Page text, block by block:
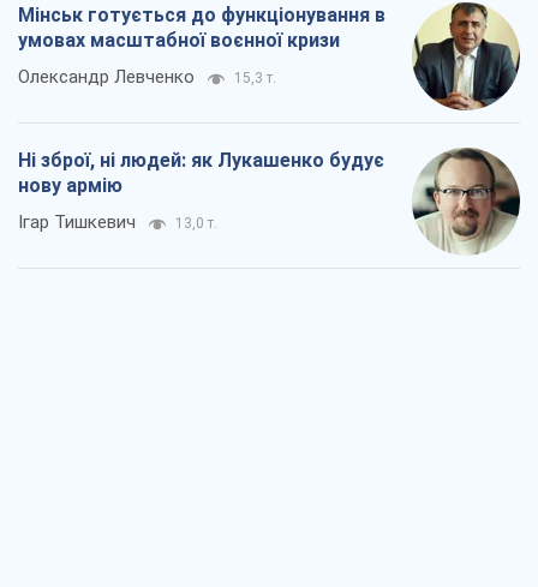
Мінськ готується до функціонування в
умовах масштабної воєнної кризи
Олександр Левченко 15,3 т.
Ні зброї, ні людей: як Лукашенко будує
нову армію
Ігар Тишкевич 13,0 т.